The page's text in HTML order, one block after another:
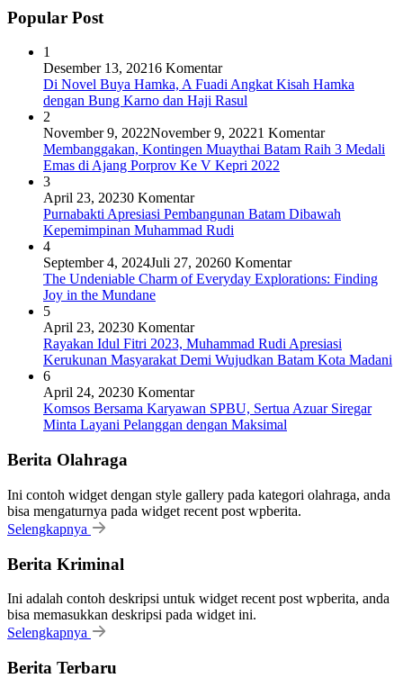
Popular Post
1
Desember 13, 20216 Komentar
Di Novel Buya Hamka, A Fuadi Angkat Kisah Hamka
dengan Bung Karno dan Haji Rasul
2
November 9, 2022November 9, 20221 Komentar
Membanggakan, Kontingen Muaythai Batam Raih 3 Medali
Emas di Ajang Porprov Ke V Kepri 2022
3
April 23, 20230 Komentar
Purnabakti Apresiasi Pembangunan Batam Dibawah
Kepemimpinan Muhammad Rudi
4
September 4, 2024Juli 27, 20260 Komentar
The Undeniable Charm of Everyday Explorations: Finding
Joy in the Mundane
5
April 23, 20230 Komentar
Rayakan Idul Fitri 2023, Muhammad Rudi Apresiasi
Kerukunan Masyarakat Demi Wujudkan Batam Kota Madani
6
April 24, 20230 Komentar
Komsos Bersama Karyawan SPBU, Sertua Azuar Siregar
Minta Layani Pelanggan dengan Maksimal
Berita Olahraga
Ini contoh widget dengan style gallery pada kategori olahraga, anda
bisa mengaturnya pada widget recent post wpberita.
Selengkapnya
Berita Kriminal
Ini adalah contoh deskripsi untuk widget recent post wpberita, anda
bisa memasukkan deskripsi pada widget ini.
Selengkapnya
Berita Terbaru